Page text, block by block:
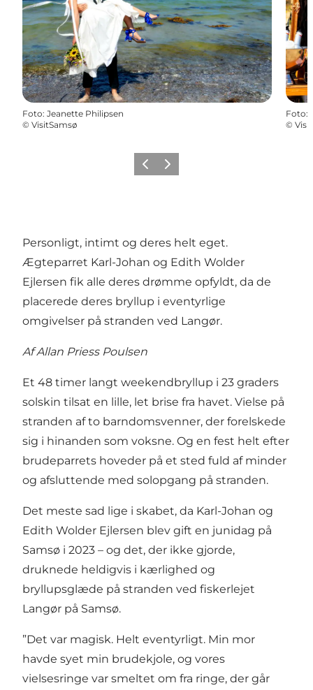
Foto: Jeanette Philipsen
© VisitSamsø
Foto:
©
Vorige Volgende
Personligt, intimt og deres helt eget.
Ægteparret Karl-Johan og Edith Wolder
Ejlersen fik alle deres drømme opfyldt, da de
placerede deres bryllup i eventyrlige
omgivelser på stranden ved Langør.
Af Allan Priess Poulsen
Et 48 timer langt weekendbryllup i 23 graders
solskin tilsat en lille, let brise fra havet. Vielse på
stranden af to barndomsvenner, der forelskede
sig i hinanden som voksne. Og en fest helt efter
brudeparrets hoveder på et sted fuld af minder
og afsluttende med solopgang på stranden.
Det meste sad lige i skabet, da Karl-Johan og
Edith Wolder Ejlersen blev gift en junidag på
Samsø i 2023 – og det, der ikke gjorde,
druknede heldigvis i kærlighed og
bryllupsglæde på stranden ved fiskerlejet
Langør på Samsø.
”Det var magisk. Helt eventyrligt. Min mor
havde syet min brudekjole, og vores
vielsesringe var smeltet om fra ringe, der går